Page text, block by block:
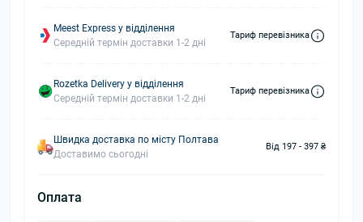
Meest Express у відділення
Середній термін доставки 1-2 дні
Тариф перевізника
Rozetka Delivery у відділення
Середній термін доставки 1-2 дні
Тариф перевізника
Швидка доставка по місту Полтава
Доставимо сьогодні
Від 197 - 397 ₴
Оплата